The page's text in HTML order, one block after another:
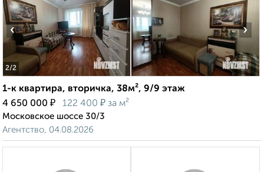
2/2
‹ ›
1-к квартира, вторичка, 38м², 9/9 этаж
4 650 000 ₽ 122 400 ₽ за м²
Московское шоссе 30/3
Агентство, 04.08.2026